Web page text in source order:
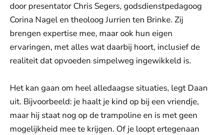
door presentator Chris Segers, godsdienstpedagoog
Corina Nagel en theoloog Jurrien ten Brinke. Zij
brengen expertise mee, maar ook hun eigen
ervaringen, met alles wat daarbij hoort, inclusief de
realiteit dat opvoeden simpelweg ingewikkeld is.
Het kan gaan om heel alledaagse situaties, legt Daan
uit. Bijvoorbeeld: je haalt je kind op bij een vriendje,
maar hij staat nog op de trampoline en is met geen
mogelijkheid mee te krijgen. Of je loopt ertegenaan